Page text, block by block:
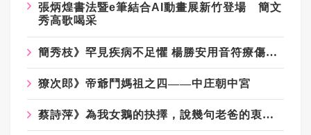
張炳煌書法暨e筆結合AI動畫展新竹登場 簡文
秀高歌喝采
簡秀枝》罕見疾病不足懼 楊勝安用音符療傷再起
獠次郎》帝爺鬥媽祖之四——中庄朝中宮
蔡詩萍》為我女鵝的抉擇，說幾句老爸的衷心話